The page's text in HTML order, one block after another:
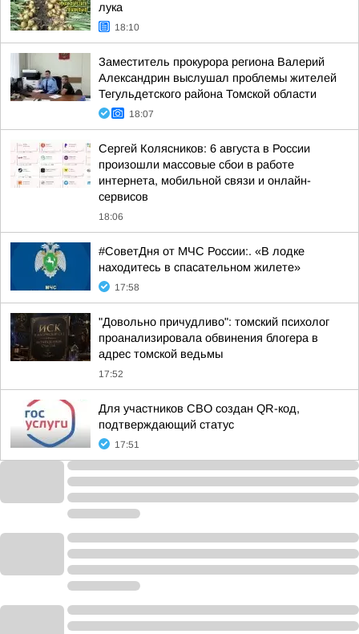
лука
18:10
Заместитель прокурора региона Валерий
Александрин выслушал проблемы жителей
Тегульдетского района Томской области
18:07
Сергей Колясников: 6 августа в России
произошли массовые сбои в работе
интернета, мобильной связи и онлайн-
сервисов
18:06
#СоветДня от МЧС России:. «В лодке
находитесь в спасательном жилете»
17:58
"Довольно причудливо": томский психолог
проанализировала обвинения блогера в
адрес томской ведьмы
17:52
Для участников СВО создан QR-код,
подтверждающий статус
17:51